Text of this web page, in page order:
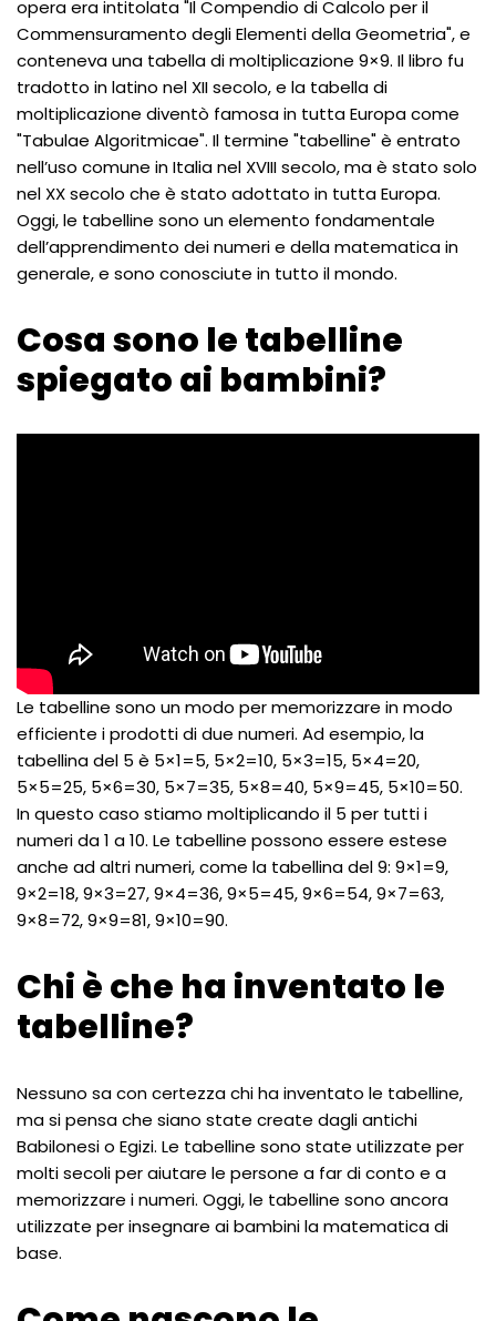
opera era intitolata "Il Compendio di Calcolo per il
Commensuramento degli Elementi della Geometria", e
conteneva una tabella di moltiplicazione 9×9. Il libro fu
tradotto in latino nel XII secolo, e la tabella di
moltiplicazione diventò famosa in tutta Europa come
"Tabulae Algoritmicae". Il termine "tabelline" è entrato
nell’uso comune in Italia nel XVIII secolo, ma è stato solo
nel XX secolo che è stato adottato in tutta Europa.
Oggi, le tabelline sono un elemento fondamentale
dell’apprendimento dei numeri e della matematica in
generale, e sono conosciute in tutto il mondo.
Cosa sono le tabelline
spiegato ai bambini?
Le tabelline sono un modo per memorizzare in modo
efficiente i prodotti di due numeri. Ad esempio, la
tabellina del 5 è 5×1=5, 5×2=10, 5×3=15, 5×4=20,
5×5=25, 5×6=30, 5×7=35, 5×8=40, 5×9=45, 5×10=50.
In questo caso stiamo moltiplicando il 5 per tutti i
numeri da 1 a 10. Le tabelline possono essere estese
anche ad altri numeri, come la tabellina del 9: 9×1=9,
9×2=18, 9×3=27, 9×4=36, 9×5=45, 9×6=54, 9×7=63,
9×8=72, 9×9=81, 9×10=90.
Chi è che ha inventato le
tabelline?
Nessuno sa con certezza chi ha inventato le tabelline,
ma si pensa che siano state create dagli antichi
Babilonesi o Egizi. Le tabelline sono state utilizzate per
molti secoli per aiutare le persone a far di conto e a
memorizzare i numeri. Oggi, le tabelline sono ancora
utilizzate per insegnare ai bambini la matematica di
base.